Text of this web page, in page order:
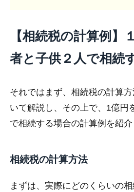
【相続税の計算例】
者と子供２人で相続
それではまず、相続税の計算
いて解説し、その上で、1億円
で相続する場合の計算例を紹介
相続税の計算方法
まずは、実際にどのくらいの